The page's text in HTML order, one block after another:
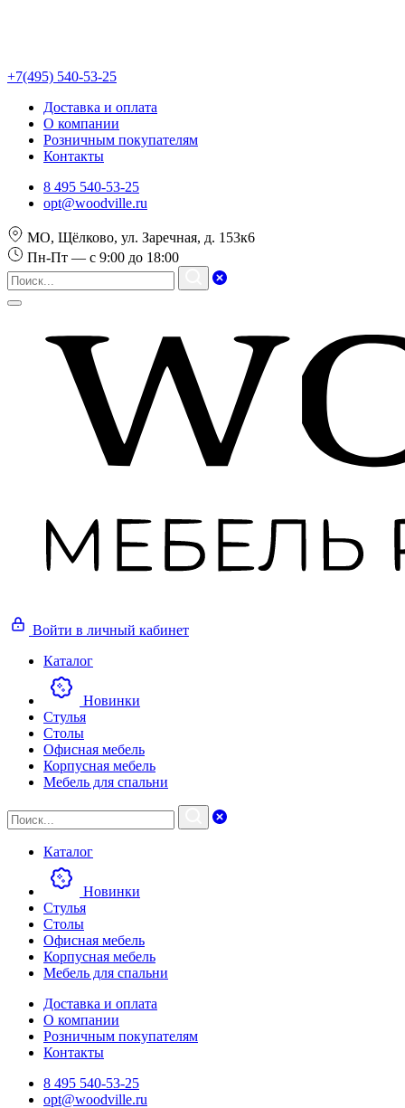
+7(495) 540-53-25
Доставка и оплата
О компании
Розничным покупателям
Контакты
8 495 540-53-25
opt@woodville.ru
МО, Щёлково, ул. Заречная, д. 153к6
Пн-Пт — с 9:00 до 18:00
Войти в личный кабинет
Каталог
Новинки
Стулья
Столы
Офисная мебель
Корпусная мебель
Мебель для спальни
Каталог
Новинки
Стулья
Столы
Офисная мебель
Корпусная мебель
Мебель для спальни
Доставка и оплата
О компании
Розничным покупателям
Контакты
8 495 540-53-25
opt@woodville.ru